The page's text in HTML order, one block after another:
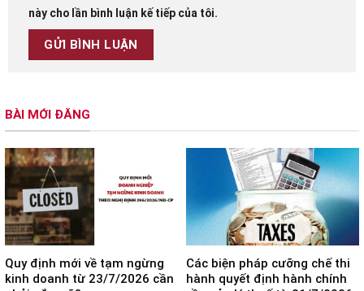
này cho lần bình luận kế tiếp của tôi.
BÀI MỚI ĐĂNG
Quy định mới về tạm ngừng
kinh doanh từ 23/7/2026 cần
Các biện pháp cưỡng chế thi
hành quyết định hành chính